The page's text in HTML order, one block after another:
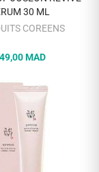
30 ML
COREENS
MAD